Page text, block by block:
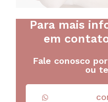
Para mais
em
Fale conosco
ou